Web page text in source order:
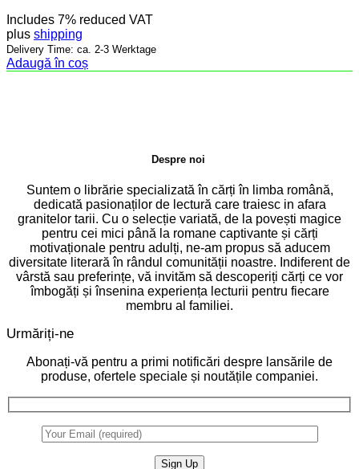
Includes 7% reduced VAT
plus shipping
Delivery Time: ca. 2-3 Werktage
Adaugă în coș
Despre noi
Suntem o librărie specializată în cărți în limba română,
dedicată pasionaților de lectură care traiesc in afara
granitelor tarii. Cu o selecție variată, de la povești magice
pentru cei mici până la romane captivante și cărți
motivaționale pentru adulți, ne-am propus să aducem
diversitate literară în rândul comunității noastre. Indiferent de
vârstă sau preferințe, vă invităm să descoperiți cărți ce vor
îmbogăți și însenina experiența lecturii pentru fiecare
membru al familiei.
Urmăriți-ne
Abonați-vă pentru a primi notificări despre lansările de
produse, ofertele speciale și noutățile companiei.